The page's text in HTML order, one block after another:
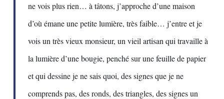
ne vois plus rien… à tâtons, j’approche d’une maison
d’où émane une petite lumière, très faible… j’entre et je
vois un très vieux monsieur, un vieil artisan qui travaille à
la lumière d’une bougie, penché sur une feuille de papier
et qui dessine je ne sais quoi, des signes que je ne
comprends pas, des ronds, des triangles, des signes un